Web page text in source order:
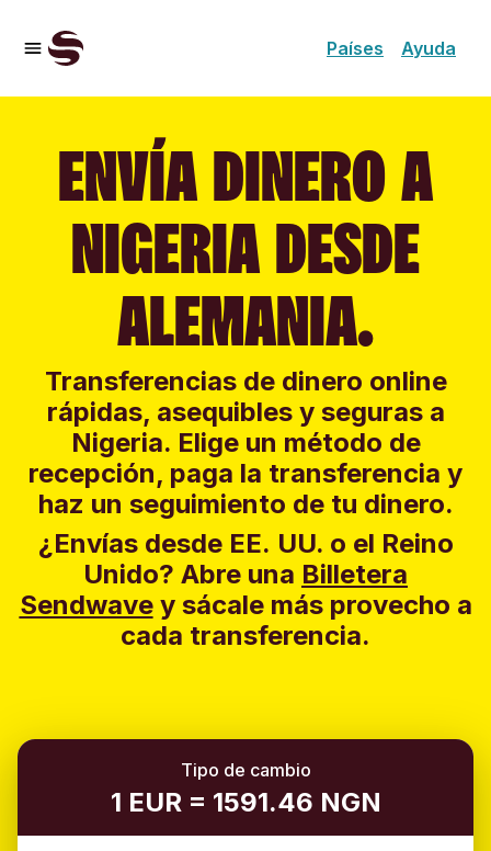
Países Ayuda
ENVÍA DINERO A
NIGERIA DESDE
ALEMANIA.
Transferencias de dinero online
rápidas, asequibles y seguras a
Nigeria. Elige un método de
recepción, paga la transferencia y
haz un seguimiento de tu dinero.
¿Envías desde EE. UU. o el Reino
Unido? Abre una Billetera
Sendwavey sácale más provecho a
cada transferencia.
Tipo de cambio
1 EUR = 1591.46 NGN